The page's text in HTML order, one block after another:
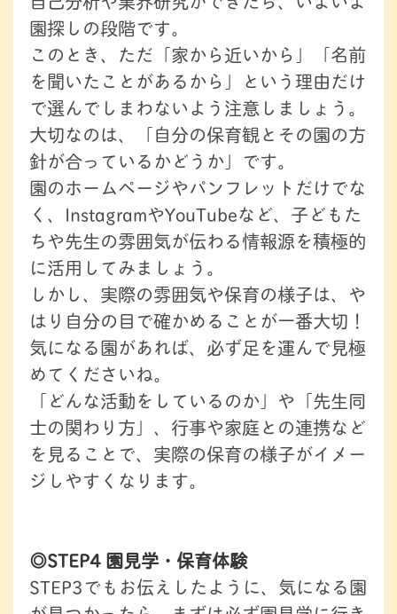
園探しの段階です。
このとき、ただ「家から近いから」「名前
を聞いたことがあるから」という理由だけ
で選んでしまわないよう注意しましょう。
大切なのは、「自分の保育観とその園の方
針が合っているかどうか」です。
園のホームページやパンフレットだけでな
く、InstagramやYouTubeなど、子どもた
ちや先生の雰囲気が伝わる情報源を積極的
に活用してみましょう。
しかし、実際の雰囲気や保育の様子は、や
はり自分の目で確かめることが一番大切！
気になる園があれば、必ず足を運んで見極
めてくださいね。
「どんな活動をしているのか」や「先生同
士の関わり方」、行事や家庭との連携など
を見ることで、実際の保育の様子がイメー
ジしやすくなります。
◎STEP4 園見学・保育体験
STEP3でもお伝えしたように、気になる園